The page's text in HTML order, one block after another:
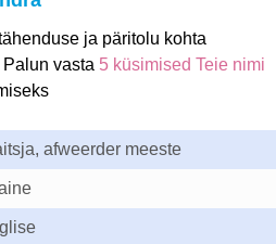
ja päritolu kohta
vasta 5 küsimised Teie nimi
afweerder meeste